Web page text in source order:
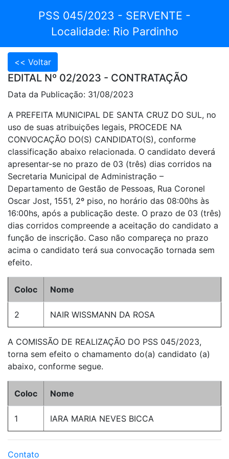
PSS 045/2023 - SERVENTE -
Localidade: Rio Pardinho
EDITAL Nº 02/2023 - CONTRATAÇÃO
Data da Publicação: 31/08/2023
A PREFEITA MUNICIPAL DE SANTA CRUZ DO SUL, no
uso de suas atribuições legais, PROCEDE NA
CONVOCAÇÃO DO(S) CANDIDATO(S), conforme
classificação abaixo relacionada. O candidato deverá
apresentar-se no prazo de 03 (três) dias corridos na
Secretaria Municipal de Administração –
Departamento de Gestão de Pessoas, Rua Coronel
Oscar Jost, 1551, 2º piso, no horário das 08:00hs às
16:00hs, após a publicação deste. O prazo de 03 (três)
dias corridos compreende a aceitação do candidato a
função de inscrição. Caso não compareça no prazo
acima o candidato terá sua convocação tornada sem
efeito.
Coloc Nome
2 NAIR WISSMANN DA ROSA
A COMISSÃO DE REALIZAÇÃO DO PSS 045/2023,
torna sem efeito o chamamento do(a) candidato (a)
abaixo, conforme segue.
Coloc Nome
1 IARA MARIA NEVES BICCA
Contato